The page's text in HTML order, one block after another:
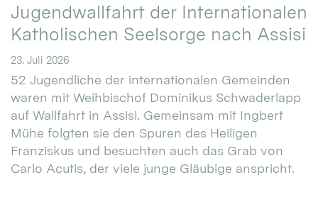
Jugendwallfahrt der Internationalen
Katholischen Seelsorge nach Assisi
23. Juli 2026
52 Jugendliche der internationalen Gemeinden
waren mit Weihbischof Dominikus Schwaderlapp
auf Wallfahrt in Assisi. Gemeinsam mit Ingbert
Mühe folgten sie den Spuren des Heiligen
Franziskus und besuchten auch das Grab von
Carlo Acutis, der viele junge Gläubige anspricht.